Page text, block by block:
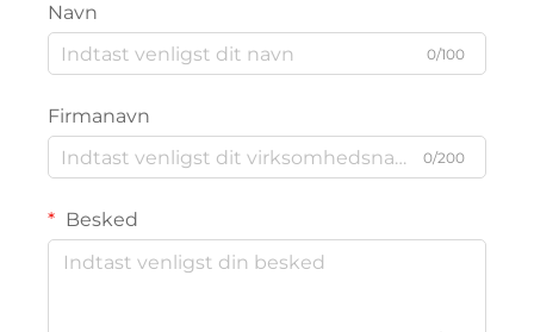
Navn
0/100
Firmanavn
0/200
Besked